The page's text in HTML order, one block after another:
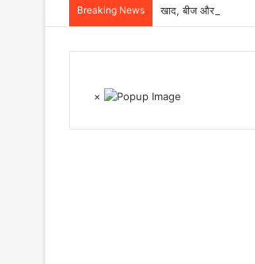
Breaking News खाद, बीज और उर्वरकों
×